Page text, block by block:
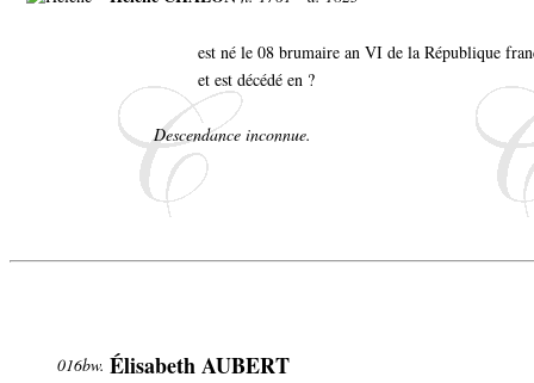
est né le 08 brumaire an VI de la République
et est décédé en ?
Descendance inconnue.
016bw. Élisabeth AUBERT